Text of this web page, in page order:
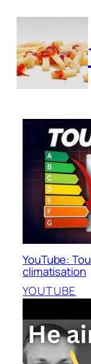
contenu
YouTube:
climatisation
YOUTUBE